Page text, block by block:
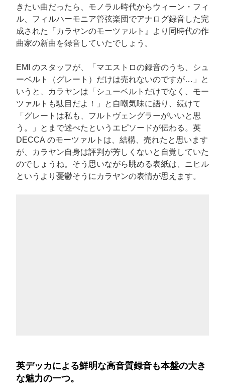
きたい曲だったら、モノラル時代からウィーン・フィ
ル、フィルハーモニア管弦楽団でアナログ録音した完
成された『カラヤンのモーツァルト』より同時代の作
曲家の新曲を録音していたでしょう。
EMI のスタッフが、「マエストロの録音のうち、シュ
ーベルト（グレート）だけは売れないのですが…」と
いうと、カラヤンは「シューベルトだけでなく、モー
ツァルトも駄目だよ！」と自嘲気味に語り、続けて
「グレートは私も、フルトヴェングラーがいいと思
う。」とまで述べたというエピソードが伝わる。英
DECCA のモーツァルトは、結構、売れたと思います
が、カラヤン自身は評判が芳しくないと自覚していた
のでしょうね。そう思いながら眺める表紙は、ニヒル
というより憂鬱そうにカラヤンの表情が思えます。
英デッカによる鮮明な高音質録音も本盤の大き
な魅力の一つ。